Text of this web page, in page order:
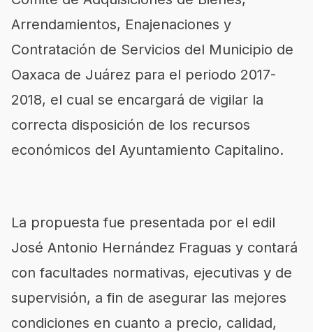
Arrendamientos, Enajenaciones y
Contratación de Servicios del Municipio de
Oaxaca de Juárez para el periodo 2017-
2018, el cual se encargará de vigilar la
correcta disposición de los recursos
económicos del Ayuntamiento Capitalino.
La propuesta fue presentada por el edil
José Antonio Hernández Fraguas y contará
con facultades normativas, ejecutivas y de
supervisión, a fin de asegurar las mejores
condiciones en cuanto a precio, calidad,